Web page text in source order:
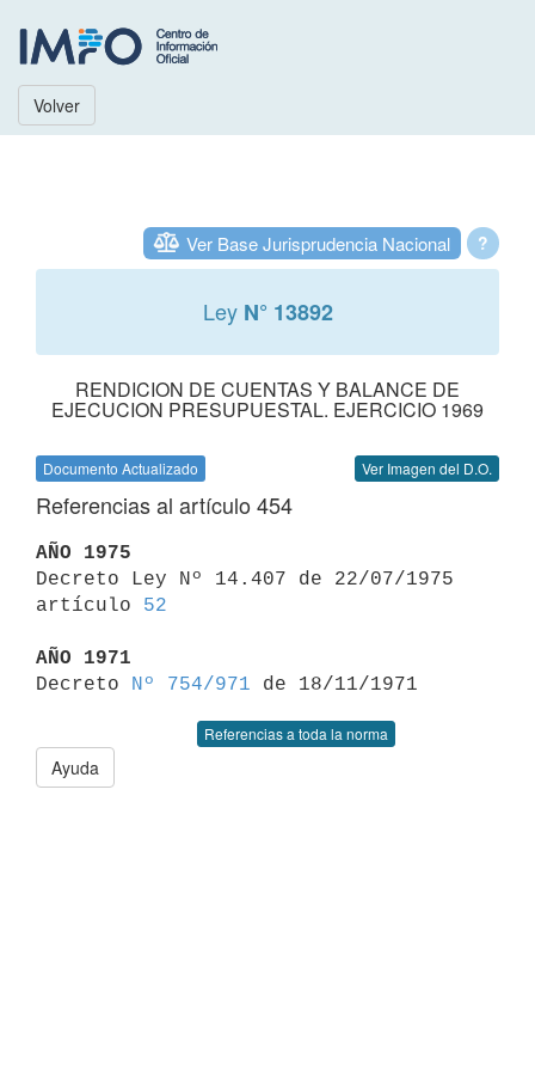
Volver
?
Ver Base Jurisprudencia Nacional
Ley N° 13892
RENDICION DE CUENTAS Y BALANCE DE
EJECUCION PRESUPUESTAL. EJERCICIO 1969
Documento Actualizado Ver Imagen del D.O.
Referencias al artículo 454
AÑO 1975
Decreto Ley Nº 14.407 de 22/07/1975
artículo 52
AÑO 1971
Decreto
Nº 754/971
Referencias a toda la norma
Ayuda